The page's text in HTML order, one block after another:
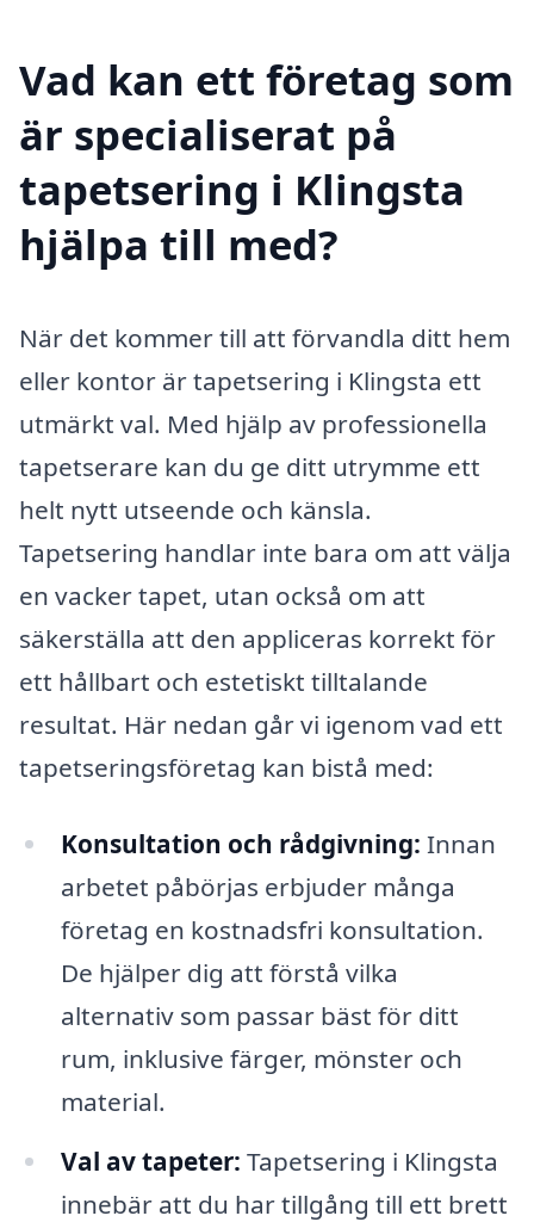
Vad kan ett företag som
är specialiserat på
tapetsering i Klingsta
hjälpa till med?
När det kommer till att förvandla ditt hem
eller kontor är tapetsering i Klingsta ett
utmärkt val. Med hjälp av professionella
tapetserare kan du ge ditt utrymme ett
helt nytt utseende och känsla.
Tapetsering handlar inte bara om att välja
en vacker tapet, utan också om att
säkerställa att den appliceras korrekt för
ett hållbart och estetiskt tilltalande
resultat. Här nedan går vi igenom vad ett
tapetseringsföretag kan bistå med:
Konsultation och rådgivning: Innan
arbetet påbörjas erbjuder många
företag en kostnadsfri konsultation.
De hjälper dig att förstå vilka
alternativ som passar bäst för ditt
rum, inklusive färger, mönster och
material.
Val av tapeter: Tapetsering i Klingsta
innebär att du har tillgång till ett brett